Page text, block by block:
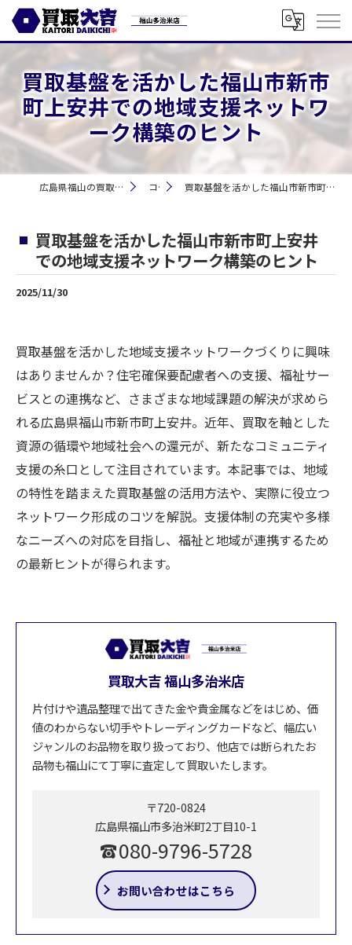
買取基盤を活かした福山市新市
町上安井での地域支援ネットワ
ーク構築のヒント
広島県福山の買取なら買取大吉 福山多治米店 コラム 買取基盤を活かした福山市新市町上安井での地域支援ネットワーク構築のヒント
買取基盤を活かした福山市新市町上安井
での地域支援ネットワーク構築のヒント
2025/11/30
買取基盤を活かした地域支援ネットワークづくりに興味
はありませんか？住宅確保要配慮者への支援、福祉サー
ビスとの連携など、さまざまな地域課題の解決が求めら
れる広島県福山市新市町上安井。近年、買取を軸とした
資源の循環や地域社会への還元が、新たなコミュニティ
支援の糸口として注目されています。本記事では、地域
の特性を踏まえた買取基盤の活用方法や、実際に役立つ
ネットワーク形成のコツを解説。支援体制の充実や多様
なニーズへの対応を目指し、福祉と地域が連携するため
の最新ヒントが得られます。
買取大吉 福山多治米店
片付けや遺品整理で出てきた金や貴金属などをはじめ、価
値のわからない切手やトレーディングカードなど、幅広い
ジャンルのお品物を取り扱っており、他店では断られたお
品物も福山にて丁寧に査定して買取いたします。
〒720-0824
広島県福山市多治米町2丁目10-1
080-9796-5728
お問い合わせはこちら